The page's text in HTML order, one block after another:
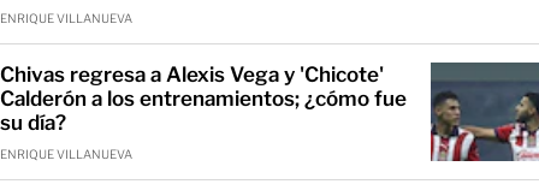
ENRIQUE VILLANUEVA
Chivas regresa a Alexis Vega y 'Chicote'
Calderón a los entrenamientos; ¿cómo fue
su día?
ENRIQUE VILLANUEVA